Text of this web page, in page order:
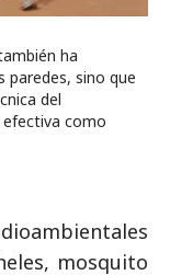
ha
paredes, sino que
del
como
mosquito